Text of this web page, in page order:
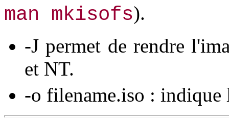
man mkisofs).
-J permet de rendre
et NT.
-o filename.iso :